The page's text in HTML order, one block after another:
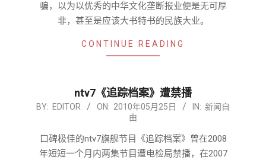
骗，以为以优秀的中华文化垄断报业便是无可厚
非，甚至是应该大书特书的民族大业。
CONTINUE READING
ntv7《追踪档案》遭禁播
2010-
25
BY: EDITOR ON: 2010年05月25日 IN: 新闻自
由
口碑极佳的ntv7旗舰节目《追踪档案》曾在2008
年短短一个月内两集节目遭电检局禁播，在2007